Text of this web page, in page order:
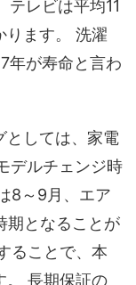
テレビは平均11
ります。 洗濯
年が寿命と言わ
としては、家電
デルチェンジ時
8～9月、エア
期となることが
ることで、本
。 長期保証の